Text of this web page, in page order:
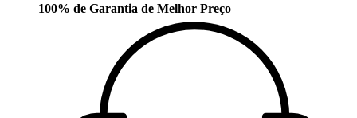
100% de Garantia de Melhor Preço